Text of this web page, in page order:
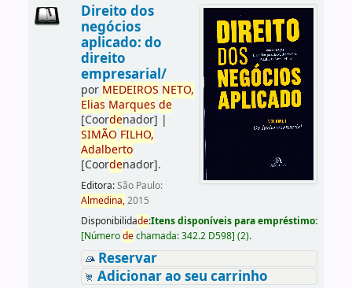
Direito dos
negócios
aplicado: do
direito
empresarial/
por MEDEIROS NETO,
Elias Marques de
[Coordenador] |
SIMÃO FILHO,
Adalberto
[Coordenador].
Editora:São Paulo:
Almedina,2015
Disponibilidade:Itens disponíveis para empréstimo:
[Númerodechamada:342.2 D598] (2).
Reservar
Adicionar ao seu carrinho